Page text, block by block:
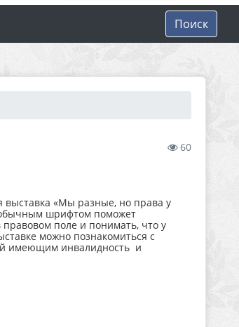
Поиск
60
выставка «Мы разные, но права у
шрифтом поможет
поле и понимать, что у
можно познакомиться с
имеющим инвалидность и